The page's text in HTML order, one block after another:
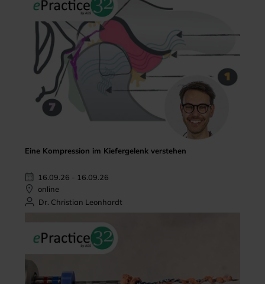
Eine Kompression im Kiefergelenk verstehen
16.09.26 - 16.09.26
online
Dr. Christian Leonhardt